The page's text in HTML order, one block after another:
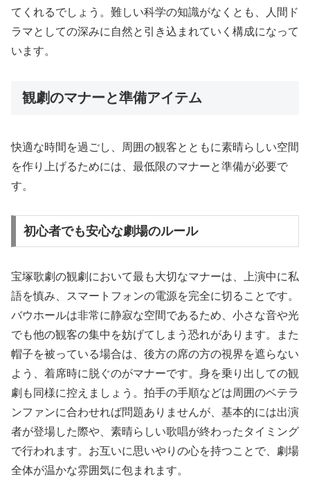
てくれるでしょう。難しい科学の知識がなくとも、人間ド
ラマとしての深みに自然と引き込まれていく構成になって
います。
観劇のマナーと準備アイテム
快適な時間を過ごし、周囲の観客とともに素晴らしい空間
を作り上げるためには、最低限のマナーと準備が必要で
す。
初心者でも安心な劇場のルール
宝塚歌劇の観劇において最も大切なマナーは、上演中に私
語を慎み、スマートフォンの電源を完全に切ることです。
バウホールは非常に静寂な空間であるため、小さな音や光
でも他の観客の集中を妨げてしまう恐れがあります。また
帽子を被っている場合は、後方の席の方の視界を遮らない
よう、着席時に脱ぐのがマナーです。身を乗り出しての観
劇も同様に控えましょう。拍手の手順などは周囲のベテラ
ンファンに合わせれば問題ありませんが、基本的には出演
者が登場した際や、素晴らしい歌唱が終わったタイミング
で行われます。お互いに思いやりの心を持つことで、劇場
全体が温かな雰囲気に包まれます。